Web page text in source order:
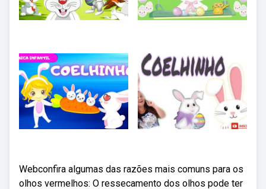
Webconfira algumas das razões mais comuns para os
olhos vermelhos: O ressecamento dos olhos pode ter